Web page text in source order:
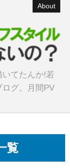
About
てたんか!若
グ。月間PV
覧